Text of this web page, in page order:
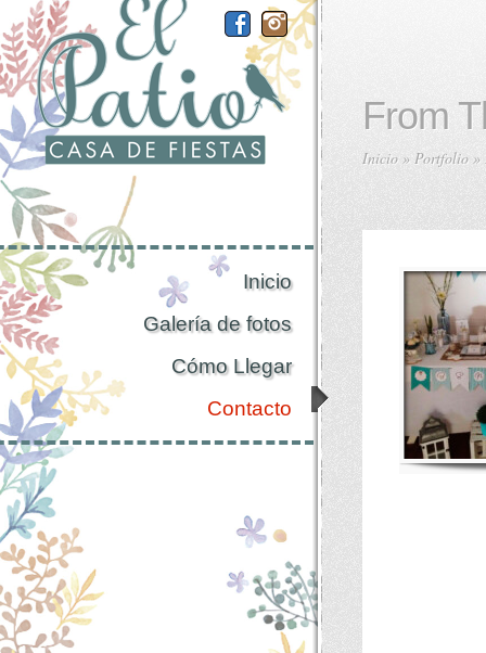
Inicio
Galería de fotos
Cómo Llegar
Contacto
From
Inicio » Portfolio »